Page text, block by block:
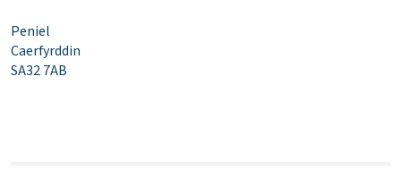
Peniel
Caerfyrddin
SA32 7AB